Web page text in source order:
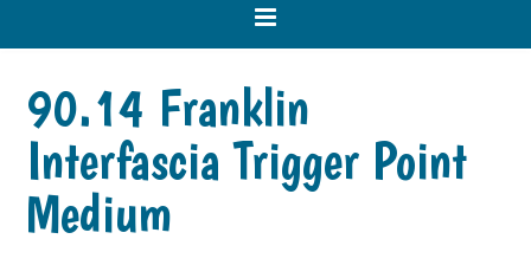
90.14 Franklin
Interfascia Trigger Point
Medium